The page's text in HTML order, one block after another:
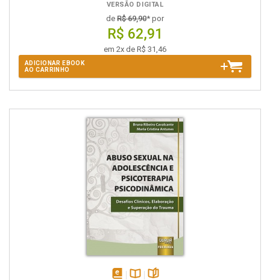
VERSÃO DIGITAL
de R$ 69,90* por
R$ 62,91
em 2x de R$ 31,46
ADICIONAR EBOOK
AO CARRINHO